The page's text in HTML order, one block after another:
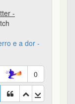
-
e a dor -
0